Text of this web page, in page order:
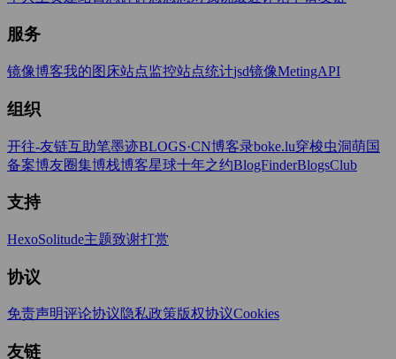
服务
镜像博客我的图床站点监控站点统计jsd镜像MetingAPI
组织
开往-友链互助笔墨迹BLOGS·CN博客录boke.lu穿梭虫洞萌国
备案博友圈集博栈博客星球十年之约BlogFinderBlogsClub
支持
HexoSolitude主题致谢打赏
协议
免责声明评论协议隐私政策版权协议Cookies
友链